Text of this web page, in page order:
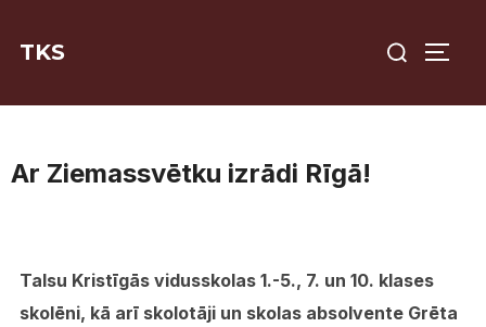
TKS
for:
Ar Ziemassvētku izrādi Rīgā!
Talsu Kristīgās vidusskolas 1.-5., 7. un 10. klases
skolēni, kā arī skolotāji un skolas absolvente Grēta